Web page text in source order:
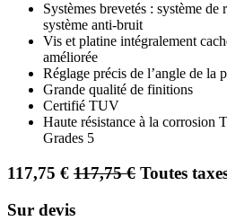
Systèmes brevetés : système de
système anti-bruit
Vis et platine intégralement
améliorée
Réglage précis de l’angle de la
Grande qualité de finitions
Certifié TUV
Haute résistance à la corrosion
Grades 5
117,75 € 117,75€ Toutes
Sur devis